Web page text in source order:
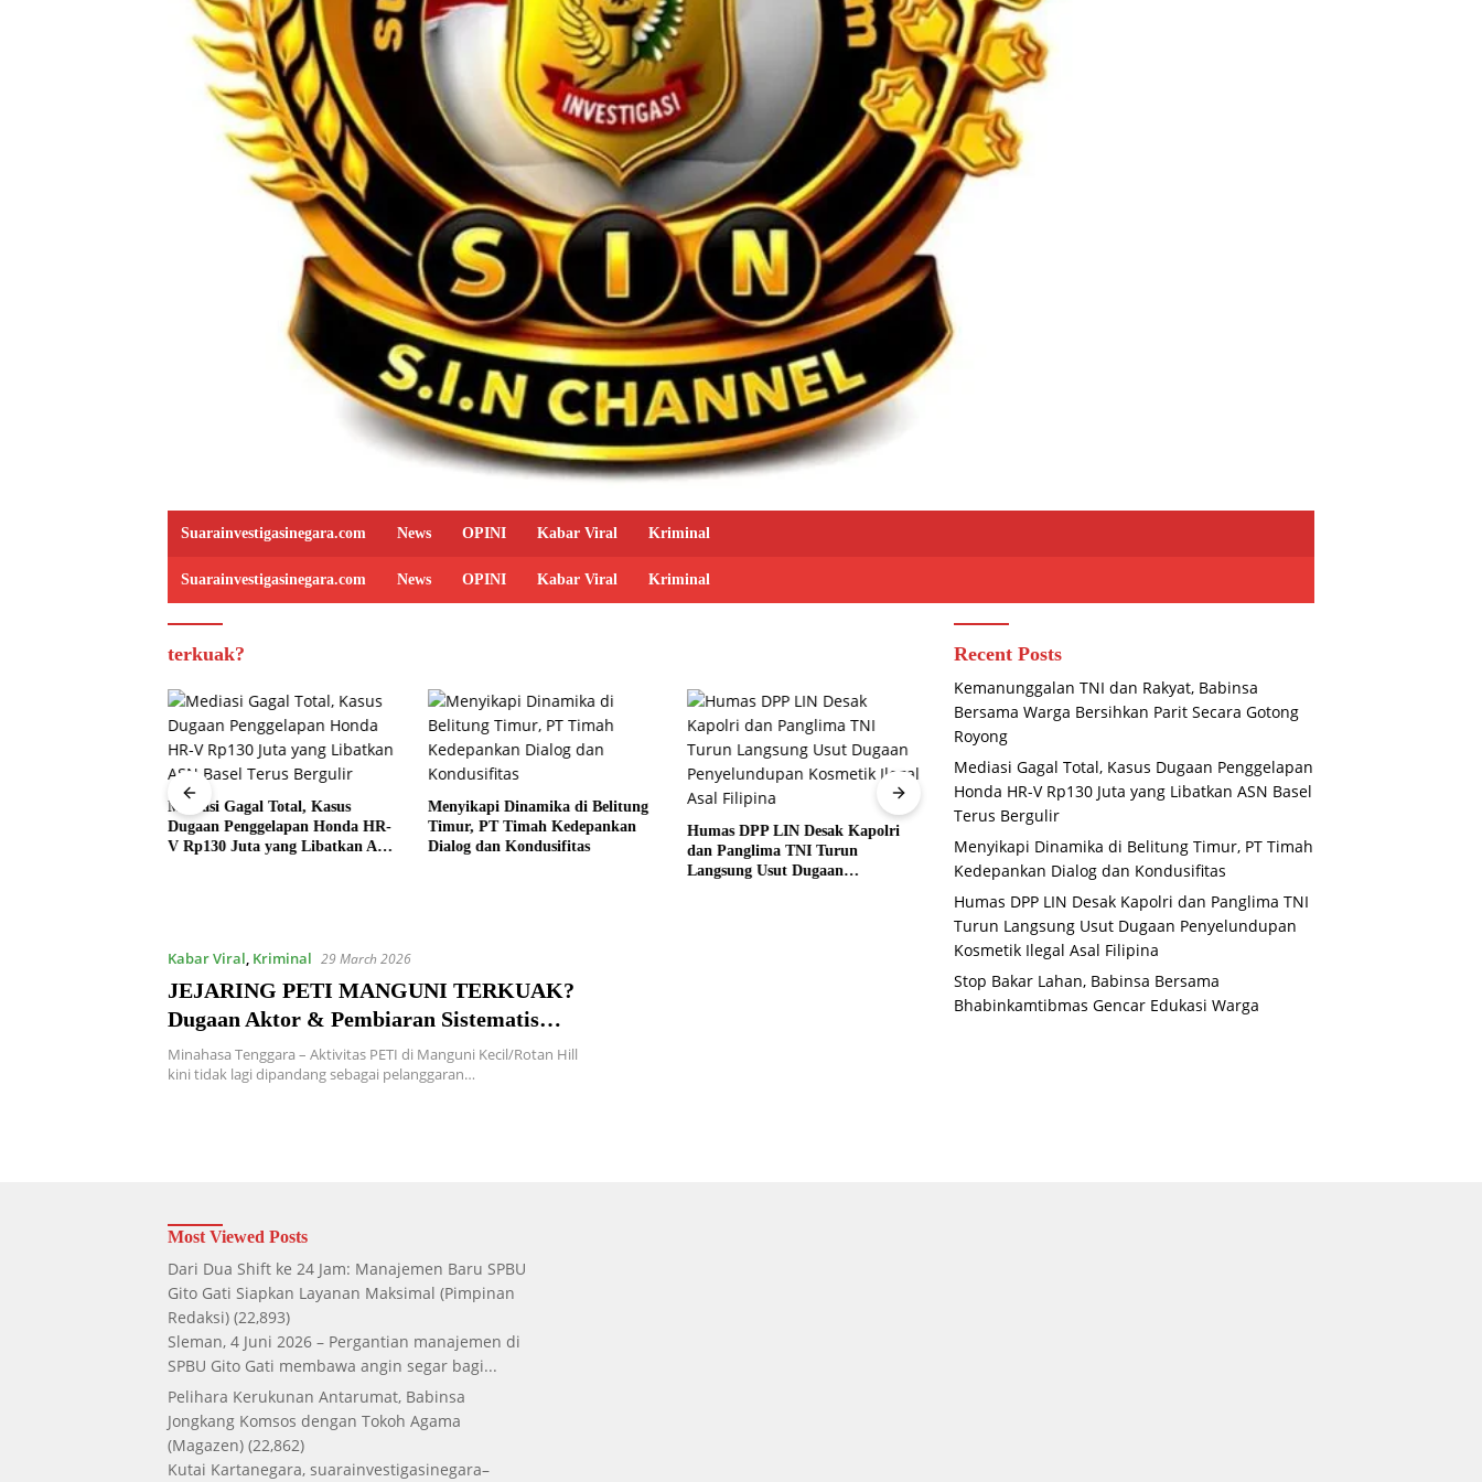
Suarainvestigasinegara.com News OPINI Kabar Viral Kriminal
Suarainvestigasinegara.com News OPINI Kabar Viral Kriminal
terkuak?
Mediasi Gagal Total, Kasus
Dugaan Penggelapan Honda HR-
V Rp130 Juta yang Libatkan ASN
Menyikapi Dinamika di Belitung
Timur, PT Timah Kedepankan
Dialog dan Kondusifitas
Humas DPP LIN Desak Kapolri
dan Panglima TNI Turun
Langsung Usut Dugaan
Stop Bakar Lahan, Babinsa
Bersama Bhabinkamtibmas
Gencar Edukasi Warga
Ekonomi Babel Tertinggal,
Pertumbuhan Triwulan II-2026
Kabar Viral Kriminal 29 March 2026
JEJARING PETI MANGUNI TERKUAK?
Dugaan Aktor & Pembiaran Sistematis
Menguat
Minahasa Tenggara – Aktivitas PETI di Manguni Kecil/Rotan Hill
kini tidak lagi dipandang sebagai pelanggaran…
Recent Posts
Kemanunggalan TNI dan Rakyat, Babinsa
Bersama Warga Bersihkan Parit Secara Gotong
Royong
Mediasi Gagal Total, Kasus Dugaan Penggelapan
Honda HR-V Rp130 Juta yang Libatkan ASN Basel
Terus Bergulir
Menyikapi Dinamika di Belitung Timur, PT Timah
Kedepankan Dialog dan Kondusifitas
Humas DPP LIN Desak Kapolri dan Panglima TNI
Turun Langsung Usut Dugaan Penyelundupan
Kosmetik Ilegal Asal Filipina
Stop Bakar Lahan, Babinsa Bersama
Bhabinkamtibmas Gencar Edukasi Warga
Most Viewed Posts
Dari Dua Shift ke 24 Jam: Manajemen Baru SPBU
Gito Gati Siapkan Layanan Maksimal (Pimpinan
Redaksi) (22,893)
Sleman, 4 Juni 2026 – Pergantian manajemen di
SPBU Gito Gati membawa angin segar bagi...
Pelihara Kerukunan Antarumat, Babinsa
Jongkang Komsos dengan Tokoh Agama
(Magazen) (22,862)
Kutai Kartanegara, suarainvestigasinegara–